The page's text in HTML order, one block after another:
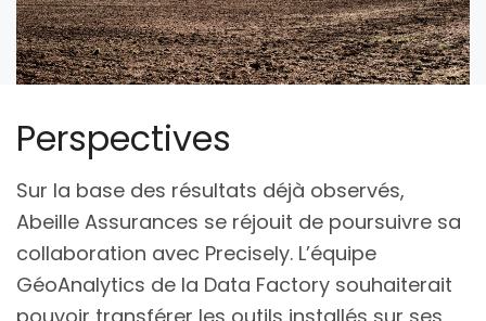
Perspectives
Sur la base des résultats déjà observés,
Abeille Assurances se réjouit de poursuivre sa
collaboration avec Precisely. L’équipe
GéoAnalytics de la Data Factory souhaiterait